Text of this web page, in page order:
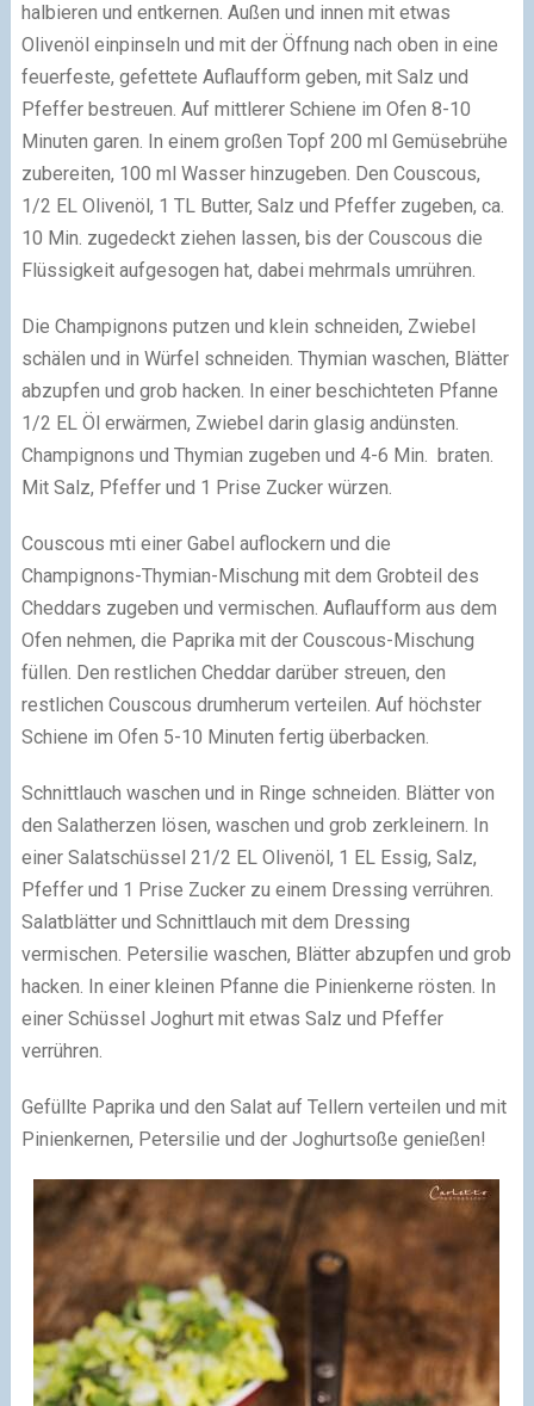
halbieren und entkernen. Außen und innen mit etwas
Olivenöl einpinseln und mit der Öffnung nach oben in eine
feuerfeste, gefettete Auflaufform geben, mit Salz und
Pfeffer bestreuen. Auf mittlerer Schiene im Ofen 8-10
Minuten garen. In einem großen Topf 200 ml Gemüsebrühe
zubereiten, 100 ml Wasser hinzugeben. Den Couscous,
1/2 EL Olivenöl, 1 TL Butter, Salz und Pfeffer zugeben, ca.
10 Min. zugedeckt ziehen lassen, bis der Couscous die
Flüssigkeit aufgesogen hat, dabei mehrmals umrühren.
Die Champignons putzen und klein schneiden, Zwiebel
schälen und in Würfel schneiden. Thymian waschen, Blätter
abzupfen und grob hacken. In einer beschichteten Pfanne
1/2 EL Öl erwärmen, Zwiebel darin glasig andünsten.
Champignons und Thymian zugeben und 4-6 Min. braten.
Mit Salz, Pfeffer und 1 Prise Zucker würzen.
Couscous mti einer Gabel auflockern und die
Champignons-Thymian-Mischung mit dem Grobteil des
Cheddars zugeben und vermischen. Auflaufform aus dem
Ofen nehmen, die Paprika mit der Couscous-Mischung
füllen. Den restlichen Cheddar darüber streuen, den
restlichen Couscous drumherum verteilen. Auf höchster
Schiene im Ofen 5-10 Minuten fertig überbacken.
Schnittlauch waschen und in Ringe schneiden. Blätter von
den Salatherzen lösen, waschen und grob zerkleinern. In
einer Salatschüssel 21/2 EL Olivenöl, 1 EL Essig, Salz,
Pfeffer und 1 Prise Zucker zu einem Dressing verrühren.
Salatblätter und Schnittlauch mit dem Dressing
vermischen. Petersilie waschen, Blätter abzupfen und grob
hacken. In einer kleinen Pfanne die Pinienkerne rösten. In
einer Schüssel Joghurt mit etwas Salz und Pfeffer
verrühren.
Gefüllte Paprika und den Salat auf Tellern verteilen und mit
Pinienkernen, Petersilie und der Joghurtsoße genießen!